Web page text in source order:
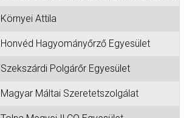
Környei Attila
Honvéd Hagyományőrző Egyesület
Szekszárdi Polgárőr Egyesület
Magyar Máltai Szeretetszolgálat